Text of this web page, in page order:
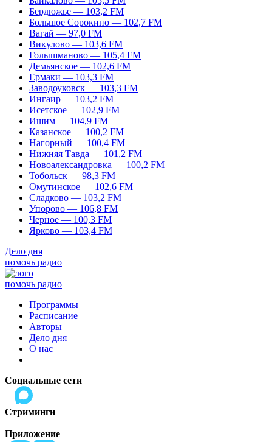
Бердюжье — 103,2 FM
Большое Сорокино — 102,7 FM
Вагай — 97,0 FM
Викулово — 103,6 FM
Голышманово — 105,4 FM
Демьянское — 102,6 FM
Ермаки — 103,3 FM
Заводоуковск — 103,3 FM
Ингаир — 103,2 FM
Исетское — 102,9 FM
Ишим — 104,9 FM
Казанское — 100,2 FM
Нагорный — 100,4 FM
Нижняя Тавда — 101,2 FM
Новоалександровка — 100,2 FM
Тобольск — 98,3 FM
Омутинское — 102,6 FM
Сладково — 103,2 FM
Упорово — 106,8 FM
Черное — 100,3 FM
Ярково — 103,4 FM
Дело дня
помочь радио
помочь радио
Программы
Расписание
Авторы
Дело дня
О нас
Социальные сети
Стриминги
Приложение